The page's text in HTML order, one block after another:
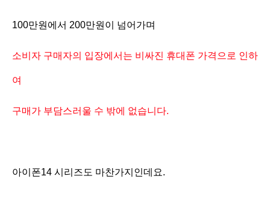
100만원에서 200만원이 넘어가며
소비자 구매자의 입장에서는 비싸진 휴대폰 가격으로 인하
여
구매가 부담스러울 수 밖에 없습니다.
아이폰14 시리즈도 마찬가지인데요.